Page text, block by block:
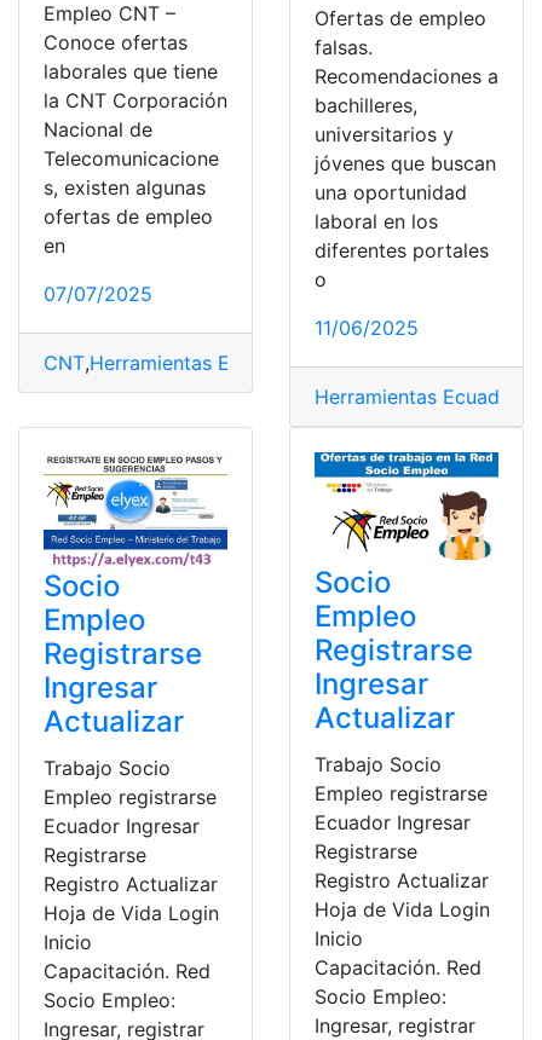
Empleo CNT –
Conoce ofertas
laborales que tiene
la CNT Corporación
Nacional de
Telecomunicacione
s, existen algunas
ofertas de empleo
en
07/07/2025
CNT,Herramientas Ecuador,Socio Empleo,top1,top2,
Ofertas de empleo
falsas.
Recomendaciones a
bachilleres,
universitarios y
jóvenes que buscan
una oportunidad
laboral en los
diferentes portales
o
11/06/2025
Herramientas Ecuador
Socio
Empleo
Registrarse
Ingresar
Actualizar
Trabajo Socio
Empleo registrarse
Ecuador Ingresar
Registrarse
Registro Actualizar
Hoja de Vida Login
Inicio
Capacitación. Red
Socio Empleo:
Ingresar, registrar
Socio
Empleo
Registrarse
Ingresar
Actualizar
Trabajo Socio
Empleo registrarse
Ecuador Ingresar
Registrarse
Registro Actualizar
Hoja de Vida Login
Inicio
Capacitación. Red
Socio Empleo:
Ingresar, registrar